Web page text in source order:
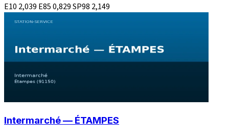
E10 2,039 E850,829SP98 2,149
Intermarché — ÉTAMPES